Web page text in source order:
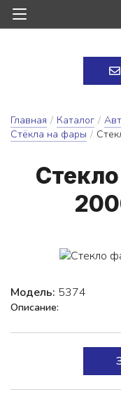
Главная / Каталог /
Стёкла на фары /
Модель: 5374
Описание: